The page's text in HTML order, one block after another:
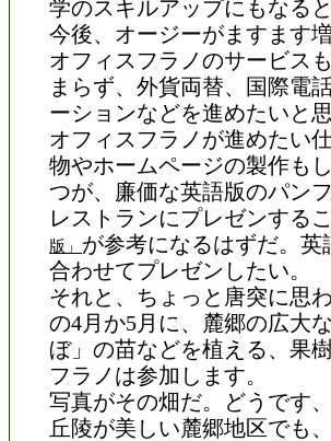
学のスキルアップにもなると
今後、オージーがますます
オフィスフラノのサービス
まらず、外貨両替、国際電
ーションなどを進めたいと
オフィスフラノが進めたい
物やホームページの製作も
つが、廉価な英語版のパン
レストランにプレゼンするこ
版」 が参考になるはずだ。
合わせてプレゼンしたい。
それと、ちょっと唐突に思
の4月か5月に、麓郷の広
ぼ」の苗などを植える、果
フラノは参加します。
写真がその畑だ。どうです
丘陵が美しい麓郷地区でも